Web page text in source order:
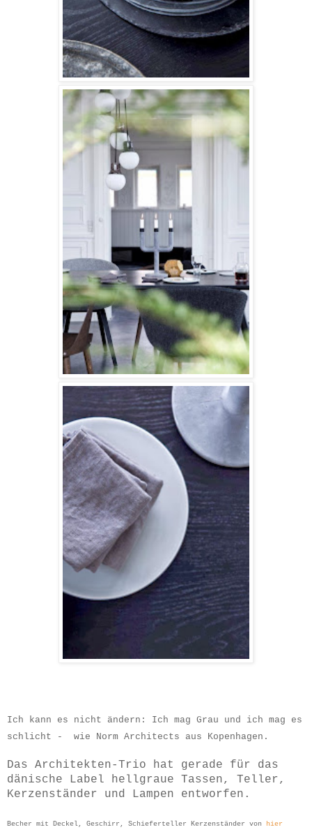
Ich kann es nicht ändern: Ich mag Grau und ich mag es
schlicht - wie Norm Architects aus Kopenhagen.
Das Architekten-Trio hat gerade für das
dänische Label hellgraue Tassen, Teller,
Kerzenständer und Lampen entworfen.
Becher mit Deckel, Geschirr, Schieferteller Kerzenständer von hier